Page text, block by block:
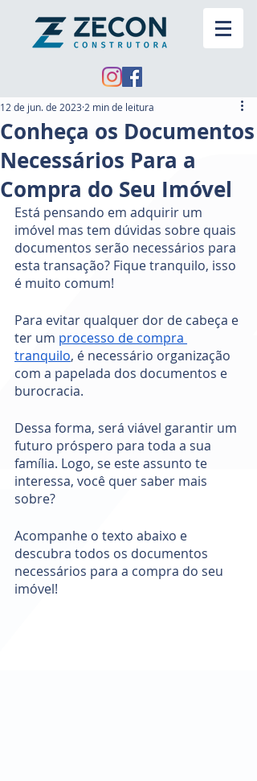
Conheça os Documentos
Necessários Para a
Compra do Seu Imóvel
12 de jun. de 2023 2 min de leitura
Está pensando em adquirir um
imóvel mas tem dúvidas sobre quais
documentos serão necessários para
esta transação? Fique tranquilo, isso
é muito comum!
Para evitar qualquer dor de cabeça e
ter um processo de compra
tranquilo, é necessário organização
com a papelada dos documentos e
burocracia.
Dessa forma, será viável garantir um
futuro próspero para toda a sua
família. Logo, se este assunto te
interessa, você quer saber mais
sobre?
Acompanhe o texto abaixo e
descubra todos os documentos
necessários para a compra do seu
imóvel!